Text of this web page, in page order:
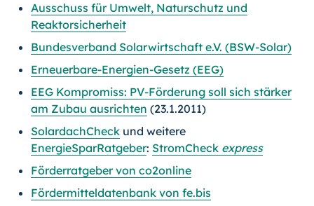
Ausschuss für Umwelt, Naturschutz und
Reaktorsicherheit
Bundesverband Solarwirtschaft e.V. (BSW-Solar)
Erneuerbare-Energien-Gesetz (EEG)
EEG Kompromiss: PV-Förderung soll sich stärker
am Zubau ausrichten (23.1.2011)
SolardachCheck und weitere
EnergieSparRatgeber: StromCheck express
Förderratgeber von co2online
Fördermitteldatenbank von fe.bis